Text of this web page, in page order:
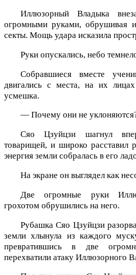
Иллюзорный Владыка
огромными руками, обрушивая
секты. Мощь удара исказила
Руки опускались, небо
Собравшиеся вместе
двигались с места, на их лицах
усмешка.
— Почему они не
Сяо Цзуйцзи шагнул
товарищей, и широко расставил
энергия земли собралась в его
На экране он выглядел как
Две огромные руки
грохотом обрушились на него.
Рубашка Сяо Цзуйцзи
земли хлынула из каждого
превратившись в две
перехватили атаку Иллюзорного